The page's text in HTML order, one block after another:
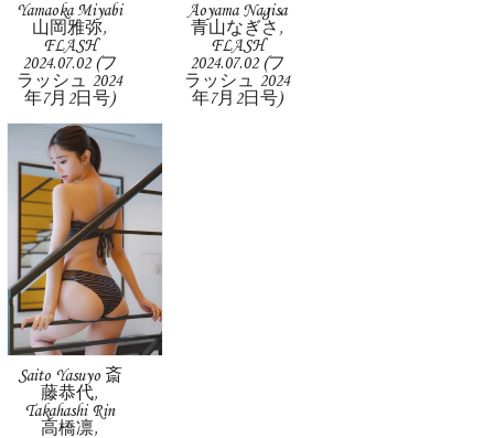
Yamaoka Miyabi
山岡雅弥,
FLASH
2024.07.02 (フ
ラッシュ 2024
年7月2日号)
Aoyama Nagisa
青山なぎさ,
FLASH
2024.07.02 (フ
ラッシュ 2024
年7月2日号)
Saito Yasuyo 斎
藤恭代,
Takahashi Rin
高橋凛,